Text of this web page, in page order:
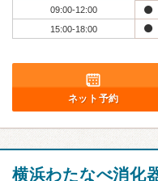
09:00-12:00
15:00-18:00
ネット予約
横浜わたなべ消化